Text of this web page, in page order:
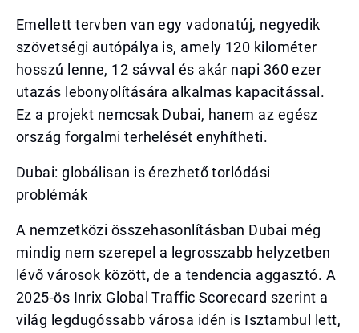
Emellett tervben van egy vadonatúj, negyedik
szövetségi autópálya is, amely 120 kilométer
hosszú lenne, 12 sávval és akár napi 360 ezer
utazás lebonyolítására alkalmas kapacitással.
Ez a projekt nemcsak Dubai, hanem az egész
ország forgalmi terhelését enyhítheti.
Dubai: globálisan is érezhető torlódási
problémák
A nemzetközi összehasonlításban Dubai még
mindig nem szerepel a legrosszabb helyzetben
lévő városok között, de a tendencia aggasztó. A
2025-ös Inrix Global Traffic Scorecard szerint a
világ legdugóssabb városa idén is Isztambul lett,